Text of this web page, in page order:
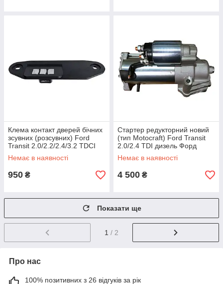
Клема контакт дверей бічних
зсувних (розсувних) Ford
Transit 2.0/2.2/2.4/3.2 TDCI
дизель Форд Транзит 2000-
2013, 2C1T14A658BB
Немає в наявності
950 ₴
Стартер редукторний новий
(тип Motocraft) Ford Transit
2.0/2.4 TDI дизель Форд
Транзит 2000-2006,
YC1U11000AB
Немає в наявності
4 500 ₴
Показати ще
1 / 2
Про нас
100% позитивних з 26 відгуків за рік